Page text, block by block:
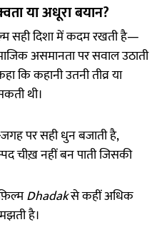
या अधूरा बयान?
सही दिशा में कदम रखती है—
असमानता पर सवाल उठाती
कि कहानी उतनी तीव्र या
थी।
पर सही धुन बजाती है,
चीख़ नहीं बन पाती जिसकी
Dhadakसे कहीं अधिक
है।